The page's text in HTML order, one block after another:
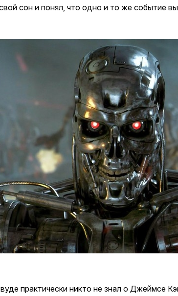
сон и понял, что одно и то же событие
практически никто не знал о Джеймсе